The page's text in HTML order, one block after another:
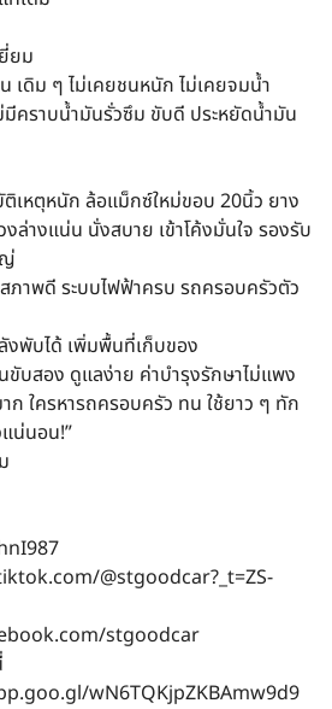
ยม
เดิม ๆ ไม่เคยชนหนัก ไม่เคยจมน้ำ
มีคราบน้ำมันรั่วซึม ขับดี ประหยัดน้ำมัน
ติเหตุหนัก ล้อแม็กซ์ใหม่ขอบ 20นิ้ว ยาง
งล่างแน่น นั่งสบาย เข้าโค้งมั่นใจ รองรับ
สภาพดี ระบบไฟฟ้าครบ รถครอบครัวตัว
งพับได้ เพิ่มพื้นที่เก็บของ
บสอง ดูแลง่าย ค่าบำรุงรักษาไม่แพง
ใครหารถครอบครัว ทน ใช้ยาว ๆ ทัก
น่นอน!”
@stgoodcar?_t=ZS-
stgoodcar
wN6TQKjpZKBAmw9d9